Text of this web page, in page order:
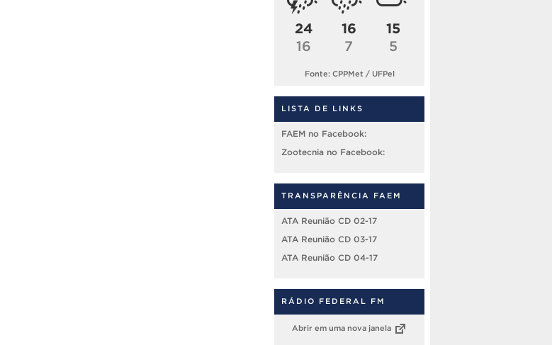
24
16
16
7
15
5
Fonte: CPPMet / UFPel
LISTA DE LINKS
FAEM no Facebook:
Zootecnia no Facebook:
TRANSPARÊNCIA FAEM
ATA Reunião CD 02-17
ATA Reunião CD 03-17
ATA Reunião CD 04-17
RÁDIO FEDERAL FM
Abrir em uma nova janela